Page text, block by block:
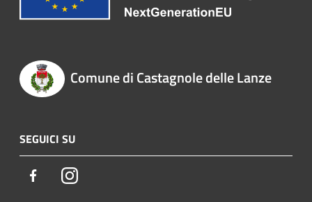
Comune di Castagnole delle Lanze
SEGUICI SU
FacebookInstagram